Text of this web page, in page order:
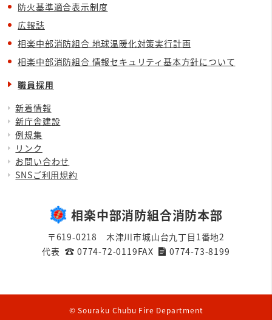
防火基準適合表示制度
広報誌
相楽中部消防組合 地球温暖化対策実行計画
相楽中部消防組合 情報セキュリティ基本方針について
職員採用
新着情報
新庁舎建設
例規集
リンク
お問い合わせ
SNSご利用規約
相楽中部消防組合消防本部
〒619-0218 木津川市城山台九丁目1番地2
代表
0774-72-0119FAX 0774-73-8199
© Souraku Chubu Fire Department